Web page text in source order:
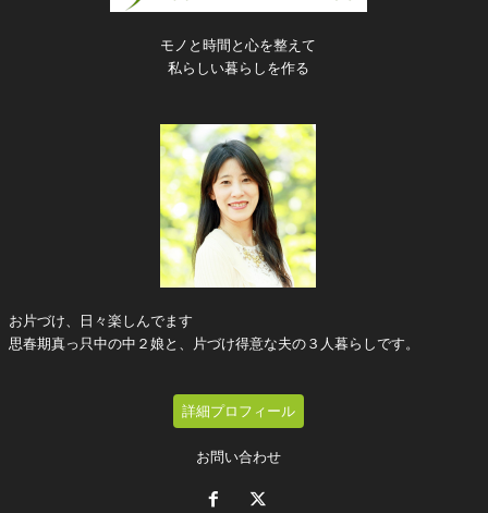
モノと時間と心を整えて
私らしい暮らしを作る
お片づけ、日々楽しんでます
思春期真っ只中の中２娘と、片づけ得意な夫の３人暮らしです。
詳細プロフィール
お問い合わせ